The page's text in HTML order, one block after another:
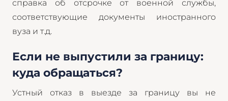
справка об отсрочке от военной службы,
соответствующие документы иностранного
вуза и т.д.
Если не выпустили за границу:
куда обращаться?
Устный отказ в выезде за границу вы не